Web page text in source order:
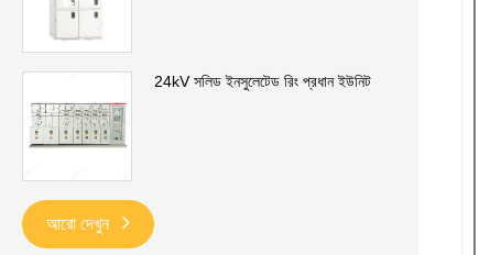
24kV সলিড ইনসুলেটেড রিং প্রধান ইউনিট
আরো দেখুন